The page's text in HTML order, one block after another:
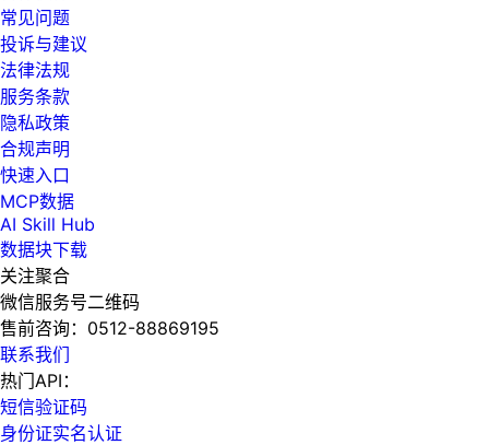
常见问题
投诉与建议
法律法规
服务条款
隐私政策
合规声明
快速入口
MCP数据
AI Skill Hub
数据块下载
关注聚合
微信服务号二维码
售前咨询： 0512-88869195
联系我们
热门API：
短信验证码
身份证实名认证